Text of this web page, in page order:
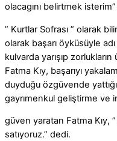
olacagını belirtmek
” Kurtlar Sofrası ” olarak
olarak başarı öyküsüyle
kulvarda yarışıp
Fatma Kıy, başarıyı
duyduğu özgüvende
gayrımenkul geliştirme ve
güven yaratan Fatma Kıy,
satıyoruz.” dedi.